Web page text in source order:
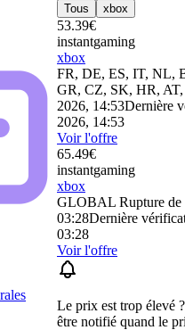
Tous xbox
53.39€
instantgaming
xbox
FR, DE, ES, IT, NL,
GR, CZ, SK, HR,
2026, 14:53Dernière
2026, 14:53
Voir l'offre
65.49€
instantgaming
xbox
GLOBAL Rupture de
03:28Dernière
03:28
Voir l'offre
Le prix est trop élevé
être notifié quand le